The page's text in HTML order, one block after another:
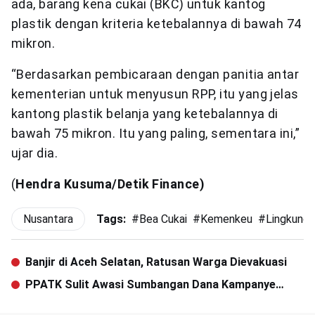
ada, barang kena cukai (BKC) untuk kantog
plastik dengan kriteria ketebalannya di bawah 74
mikron.
“Berdasarkan pembicaraan dengan panitia antar
kementerian untuk menyusun RPP, itu yang jelas
kantong plastik belanja yang ketebalannya di
bawah 75 mikron. Itu yang paling, sementara ini,”
ujar dia.
(Hendra Kusuma/Detik Finance)
Nusantara Tags: #Bea Cukai #Kemenkeu #
Banjir di Aceh Selatan, Ratusan Warga Dievakuasi
PPATK Sulit Awasi Sumbangan Dana Kampanye